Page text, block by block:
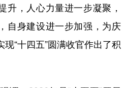
升，人心力量进一步凝聚，
自身建设进一步加强，为庆
“十四五”圆满收官作出了积